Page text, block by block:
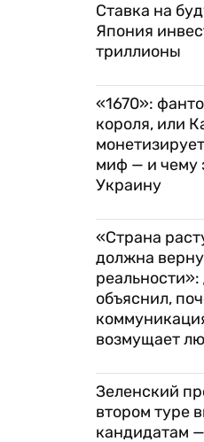
Ставка на
Япония
триллионы
«1670»:
короля, или
миф — и чему
Украину
«Страна
должна
объяснил,
возмущает
Зеленский
втором туре
кандидатам